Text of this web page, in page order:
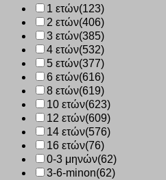
ρέλι
μπεζ
92203-
003
ποσότητα
1 ετών(123)
2 ετών(406)
3 ετών(385)
4 ετών(532)
5 ετών(377)
6 ετών(616)
8 ετών(619)
10 ετών(623)
12 ετών(609)
14 ετών(576)
16 ετών(76)
0-3 μηνών(62)
3-6-minon(62)